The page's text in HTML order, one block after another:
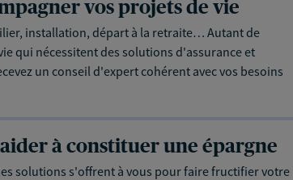
vos projets de vie
installation, départ à la retraite… Autant de
qui nécessitent des solutions d'assurance et
un conseil d'expert cohérent avec vos besoins
aider à constituer une épargne
solutions s'offrent à vous pour faire fructifier votre